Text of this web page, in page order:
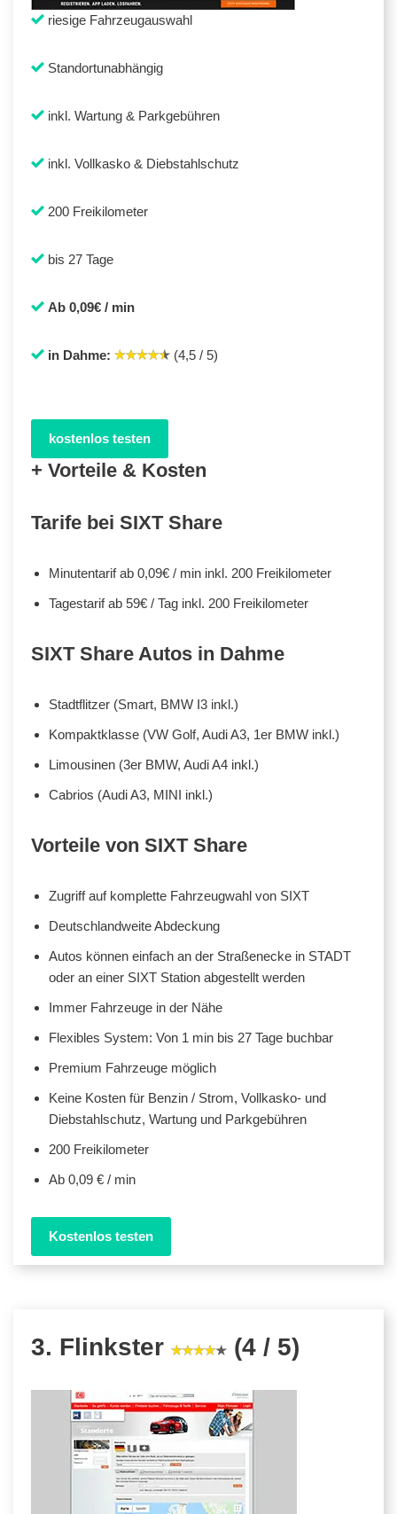
riesige Fahrzeugauswahl
Standortunabhängig
inkl. Wartung & Parkgebühren
inkl. Vollkasko & Diebstahlschutz
200 Freikilometer
bis 27 Tage
Ab 0,09€ / min
in Dahme: (4,5 / 5)
kostenlos testen
+ Vorteile & Kosten
Tarife bei SIXT Share
Minutentarif ab 0,09€ / min inkl. 200 Freikilometer
Tagestarif ab 59€ / Tag inkl. 200 Freikilometer
SIXT Share Autos in Dahme
Stadtflitzer (Smart, BMW I3 inkl.)
Kompaktklasse (VW Golf, Audi A3, 1er BMW inkl.)
Limousinen (3er BMW, Audi A4 inkl.)
Cabrios (Audi A3, MINI inkl.)
Vorteile von SIXT Share
Zugriff auf komplette Fahrzeugwahl von SIXT
Deutschlandweite Abdeckung
Autos können einfach an der Straßenecke in STADT
oder an einer SIXT Station abgestellt werden
Immer Fahrzeuge in der Nähe
Flexibles System: Von 1 min bis 27 Tage buchbar
Premium Fahrzeuge möglich
Keine Kosten für Benzin / Strom, Vollkasko- und
Diebstahlschutz, Wartung und Parkgebühren
200 Freikilometer
Ab 0,09 € / min
Kostenlos testen
3. Flinkster (4 / 5)